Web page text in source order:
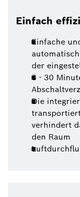
Einfach
Einfache
der
3 - 30
Die
verhindert
den Raum